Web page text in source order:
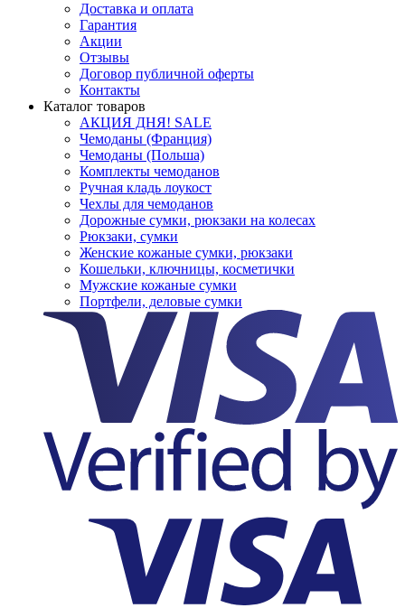
Доставка и оплата
Гарантия
Акции
Отзывы
Договор публичной оферты
Контакты
Каталог товаров
АКЦИЯ ДНЯ! SALE
Чемоданы (Франция)
Чемоданы (Польша)
Комплекты чемоданов
Ручная кладь лоукост
Чехлы для чемоданов
Дорожные сумки, рюкзаки на колесах
Рюкзаки, сумки
Женские кожаные сумки, рюкзаки
Кошельки, ключницы, косметички
Мужские кожаные сумки
Портфели, деловые сумки